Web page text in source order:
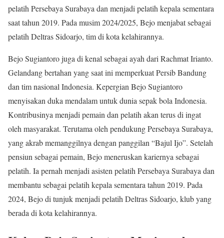
pelatih Persebaya Surabaya dan menjadi pelatih kepala sementara
saat tahun 2019. Pada musim 2024/2025, Bejo menjabat sebagai
pelatih Deltras Sidoarjo, tim di kota kelahirannya.
Bejo Sugiantoro juga di kenal sebagai ayah dari Rachmat Irianto.
Gelandang bertahan yang saat ini memperkuat Persib Bandung
dan tim nasional Indonesia. Kepergian Bejo Sugiantoro
menyisakan duka mendalam untuk dunia sepak bola Indonesia.
Kontribusinya menjadi pemain dan pelatih akan terus di ingat
oleh masyarakat. Terutama oleh pendukung Persebaya Surabaya,
yang akrab memanggilnya dengan panggilan “Bajul Ijo”. Setelah
pensiun sebagai pemain, Bejo meneruskan kariernya sebagai
pelatih. Ia pernah menjadi asisten pelatih Persebaya Surabaya dan
membantu sebagai pelatih kepala sementara tahun 2019. Pada
2024, Bejo di tunjuk menjadi pelatih Deltras Sidoarjo, klub yang
berada di kota kelahirannya.